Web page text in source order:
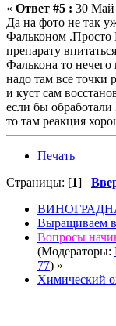
« Ответ #5 : 30 Май
Да на фото не так
Фальконом .Просто
препарату
Фалькона то
надо там все точки
и куст сам
если бы
то там реакция
Печать
Страницы: [1]
Выращиваем
Вопросы
(Модераторы:
77) »
Химический